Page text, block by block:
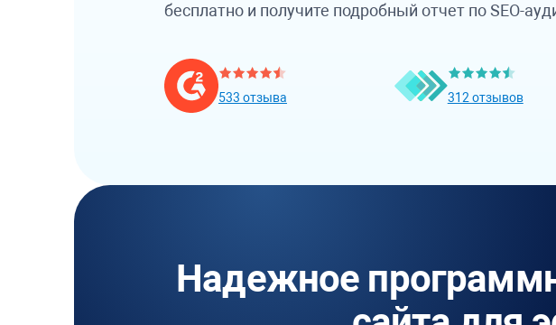
бесплатно и получите подробный отчет по SEO-
533 отзыва 312 отзывов
Надежное